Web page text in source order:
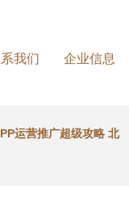
我们 企业信息
运营推广超级攻略 北